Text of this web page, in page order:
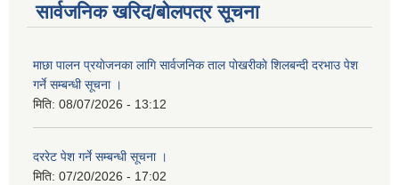
सार्वजनिक खरिद/बोलपत्र सूचना
माछा पालन प्रयाेजनका लागि सार्वजनिक ताल पाेखरीकाे शिलबन्दी दरभाउ पेश
गर्ने सम्बन्धी सूचना ।
मिति: 08/07/2026 - 13:12
दररेट पेश गर्ने सम्बन्धी सूचना ।
मिति: 07/20/2026 - 17:02